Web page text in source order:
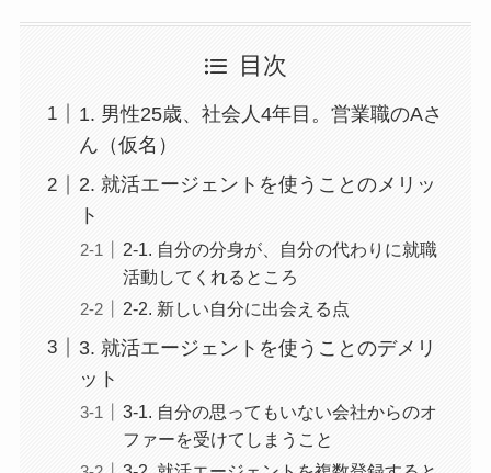
目次
1. 男性25歳、社会人4年目。営業職のAさ
ん（仮名）
2. 就活エージェントを使うことのメリッ
ト
2-1. 自分の分身が、自分の代わりに就職
活動してくれるところ
2-2. 新しい自分に出会える点
3. 就活エージェントを使うことのデメリ
ット
3-1. 自分の思ってもいない会社からのオ
ファーを受けてしまうこと